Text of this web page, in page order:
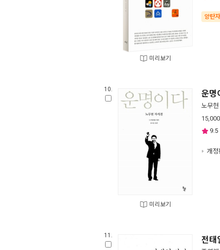
미리보기
양탄
10.
미리보기
운명
노무현
15,000
9.5
개정
11. 전태